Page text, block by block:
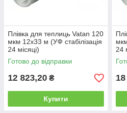
Плівка для теплиць Vatan 120
мкм 12х33 м (УФ стабілізація
24 місяці)
Готово до відправки
12 823,20 ₴
Купити
24